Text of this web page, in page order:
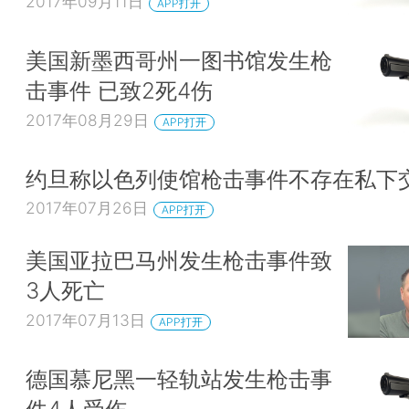
APP打开
美国新墨西哥州一图书馆发生枪
击事件 已致2死4伤
2017年08月29日 APP打开
约旦称以色列使馆枪击事件不存在私下
2017年07月26日 APP打开
美国亚拉巴马州发生枪击事件致
3人死亡
2017年07月13日 APP打开
德国慕尼黑一轻轨站发生枪击事